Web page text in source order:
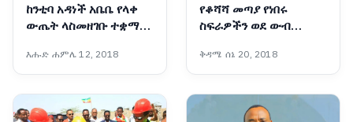
ከንቲባ አዳነች አቤቤ የላቀ
ውጤት ላስመዘገቡ ተቋማት
እሑድ ሐምሌ 12, 2018
የቆሻሻ መጣያ የነበሩ
ስፍራዎችን ወደ ውብ
- ርዕሰ መስተዳድር ኦርዲን
በድሪ
ቅዳሜ ሰኔ 20, 2018